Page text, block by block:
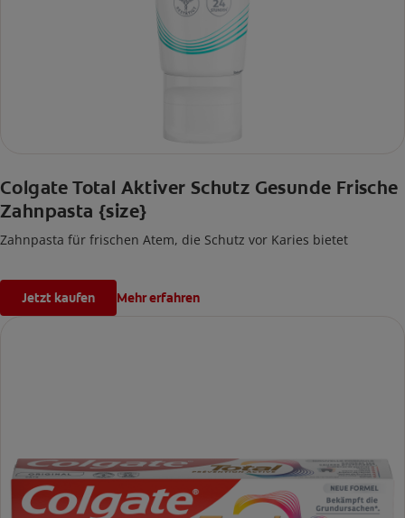
Colgate Total Aktiver Schutz Gesunde Frische
Zahnpasta {size}
Zahnpasta für frischen Atem, die Schutz vor Karies bietet
Jetzt kaufen Mehr erfahren